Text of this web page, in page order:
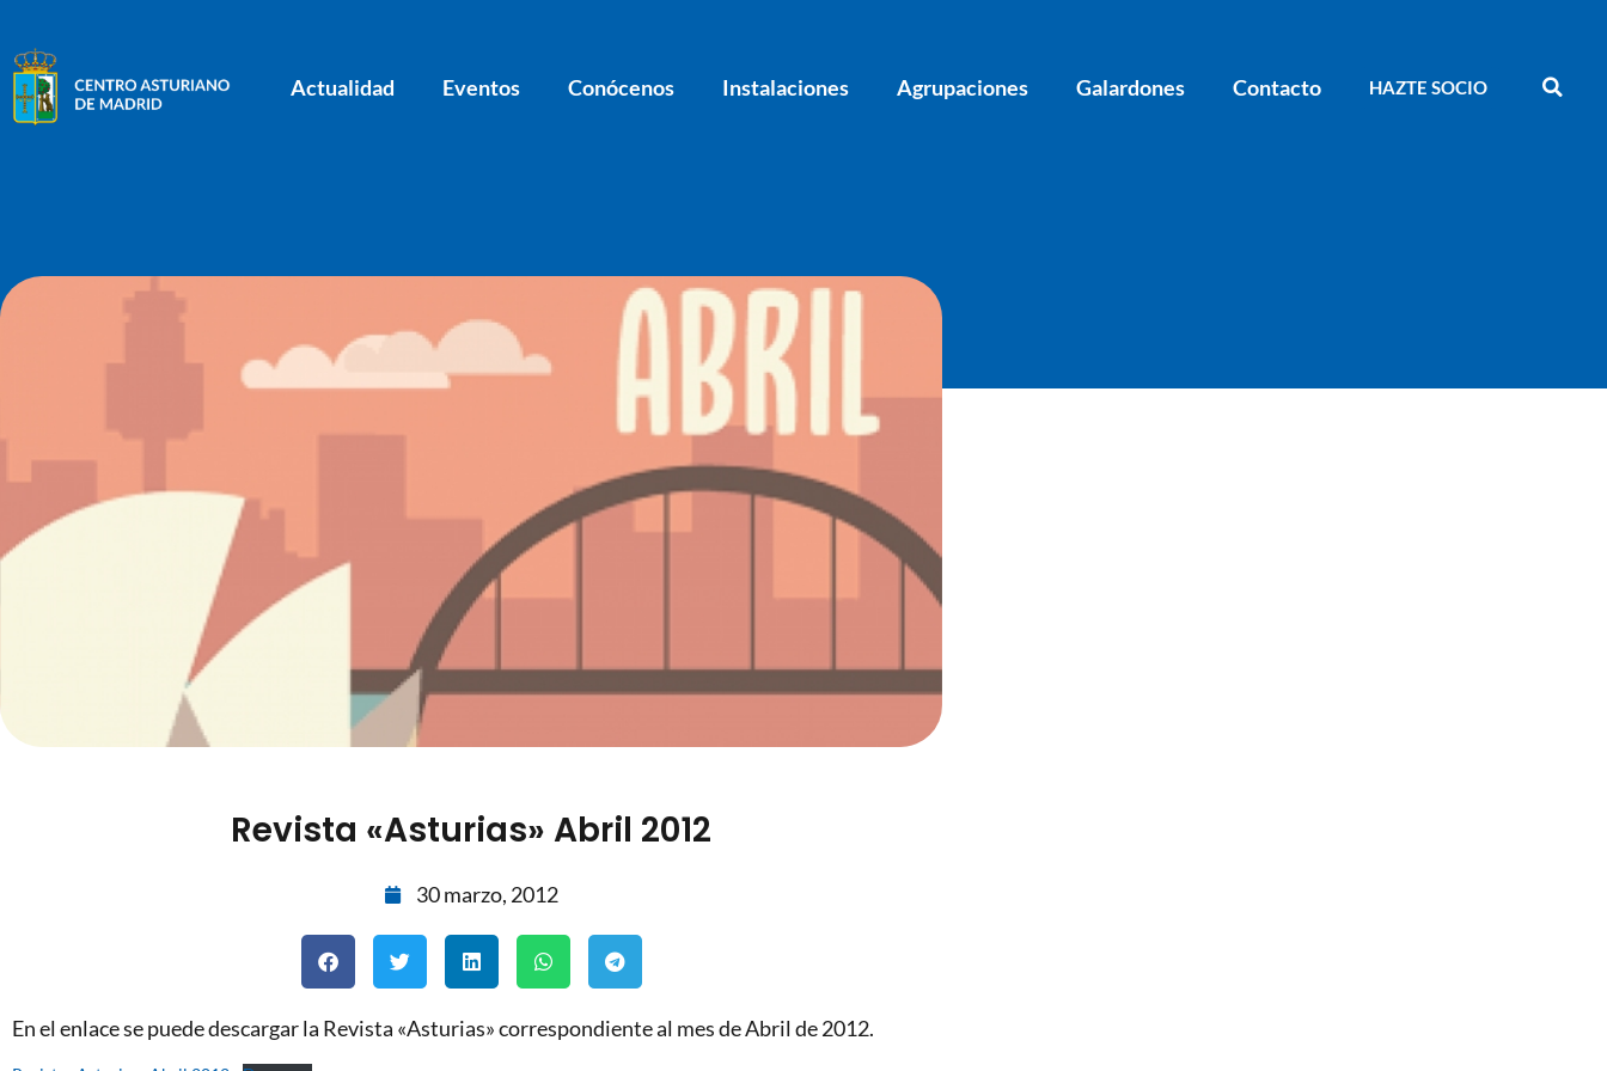
Actualidad Eventos Conócenos Instalaciones Agrupaciones Galardones Contacto HAZTE SOCIO
Revista «Asturias» Abril 2012
30 marzo, 2012
En el enlace se puede descargar la Revista «Asturias» correspondiente al mes de Abril de 2012.